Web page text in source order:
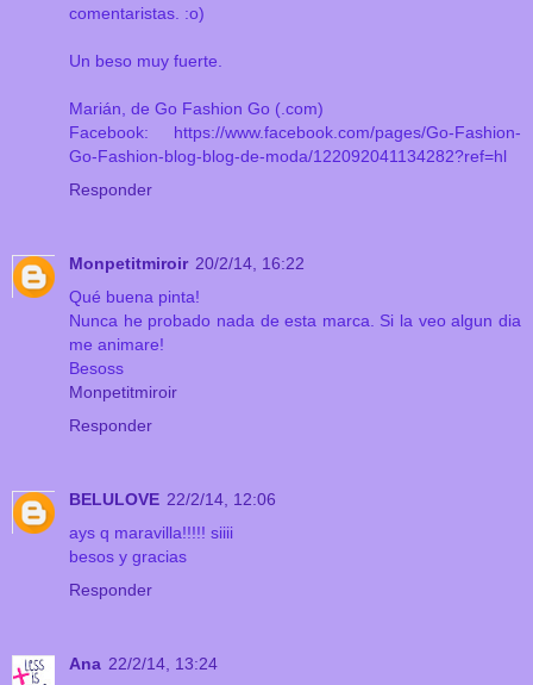
comentaristas. :o)
Un beso muy fuerte.
Marián, de Go Fashion Go (.com)
Facebook: https://www.facebook.com/pages/Go-Fashion-
Go-Fashion-blog-blog-de-moda/122092041134282?ref=hl
Responder
Monpetitmiroir 20/2/14, 16:22
Qué buena pinta!
Nunca he probado nada de esta marca. Si la veo algun dia
me animare!
Besoss
Monpetitmiroir
Responder
BELULOVE 22/2/14, 12:06
ays q maravilla!!!!! siiii
besos y gracias
Responder
Ana 22/2/14, 13:24